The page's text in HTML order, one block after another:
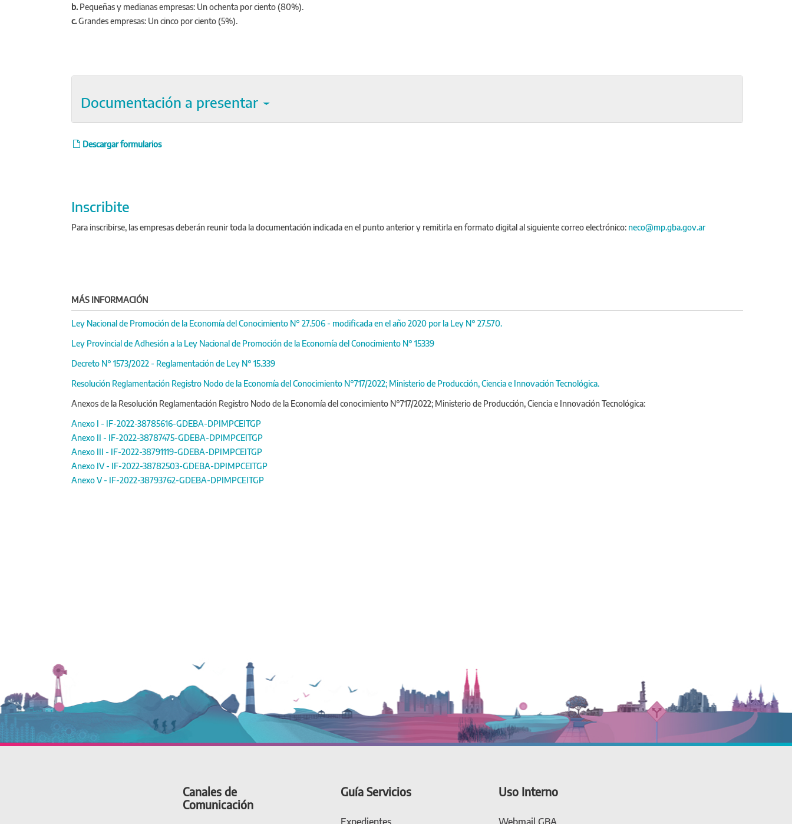
b.Pequeñas y medianas empresas: Un ochenta por ciento (80%).
c.Grandes empresas: Un cinco por ciento (5%).
Documentación a presentar
Descargar formularios
Inscribite
Para inscribirse, las empresas deberán reunir toda la documentación indicada en el punto anterior y remitirla en formato digital al siguiente correo electrónico: neco@mp.gba.gov.ar
MÁS INFORMACIÓN
Ley Nacional de Promoción de la Economía del Conocimiento N° 27.506 - modificada en el año 2020 por la Ley N° 27.570.
Ley Provincial de Adhesión a la Ley Nacional de Promoción de la Economía del Conocimiento N° 15339
Decreto N° 1573/2022 - Reglamentación de Ley N° 15.339
Resolución Reglamentación Registro Nodo de la Economía del Conocimiento N°717/2022; Ministerio de Producción, Ciencia e Innovación Tecnológica.
Anexos de la Resolución Reglamentación Registro Nodo de la Economía del conocimiento N°717/2022; Ministerio de Producción, Ciencia e Innovación Tecnológica:
Anexo I - IF-2022-38785616-GDEBA-DPIMPCEITGP
Anexo II - IF-2022-38787475-GDEBA-DPIMPCEITGP
Anexo III - IF-2022-38791119-GDEBA-DPIMPCEITGP
Anexo IV - IF-2022-38782503-GDEBA-DPIMPCEITGP
Anexo V - IF-2022-38793762-GDEBA-DPIMPCEITGP
Canales de
Comunicación
Guía Servicios
Expedientes
Uso Interno
Webmail GBA